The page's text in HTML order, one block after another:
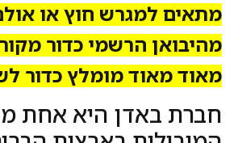
מתאים למגרש חוץ או
מהיבואן הרשמי כדור
מאוד מאוד מומלץ כדור
חברת באדן היא אחת